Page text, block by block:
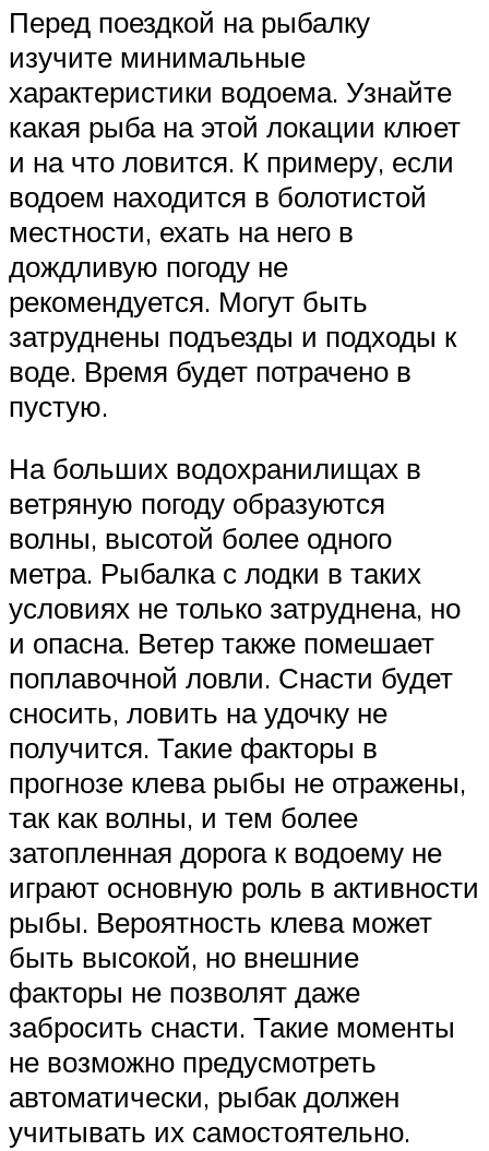
Перед поездкой на рыбалку
изучите минимальные
характеристики водоема. Узнайте
какая рыба на этой локации клюет
и на что ловится. К примеру, если
водоем находится в болотистой
местности, ехать на него в
дождливую погоду не
рекомендуется. Могут быть
затруднены подъезды и подходы к
воде. Время будет потрачено в
пустую.
На больших водохранилищах в
ветряную погоду образуются
волны, высотой более одного
метра. Рыбалка с лодки в таких
условиях не только затруднена, но
и опасна. Ветер также помешает
поплавочной ловли. Снасти будет
сносить, ловить на удочку не
получится. Такие факторы в
прогнозе клева рыбы не отражены,
так как волны, и тем более
затопленная дорога к водоему не
играют основную роль в активности
рыбы. Вероятность клева может
быть высокой, но внешние
факторы не позволят даже
забросить снасти. Такие моменты
не возможно предусмотреть
автоматически, рыбак должен
учитывать их самостоятельно.